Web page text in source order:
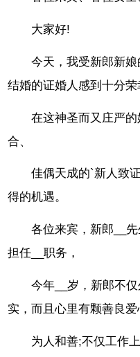
大家好!
今天，我受新郎新
结婚的证婚人感到十分荣
在这神圣而又庄严
合、
佳偶天成的`新人致
得的机遇。
各位来宾，新郎__
担任__职务，
今年__岁，新郎不
实，而且心里有颗善良爱
为人和善;不仅工作